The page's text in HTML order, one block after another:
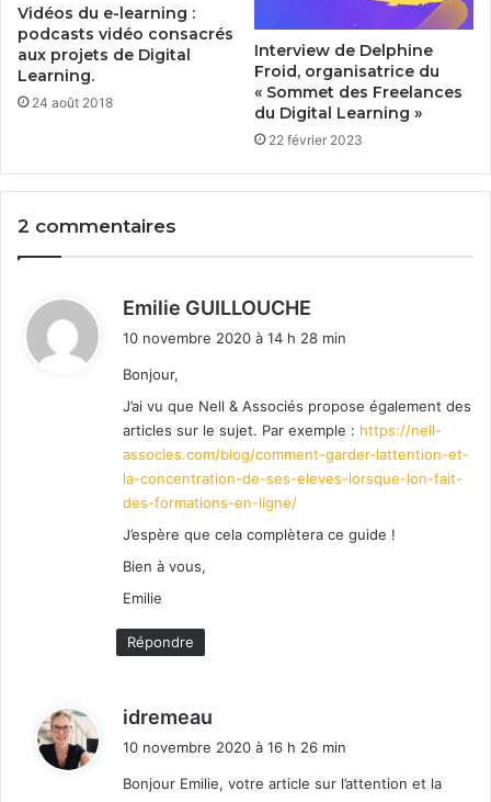
Vidéos du e-learning :
podcasts vidéo consacrés
aux projets de Digital
Learning.
24 août 2018
Interview de Delphine
Froid, organisatrice du
« Sommet des Freelances
du Digital Learning »
22 février 2023
2 commentaires
Emilie GUILLOUCHE
:
10 novembre 2020 à 14 h 28 min
Bonjour,
J’ai vu que Nell & Associés propose également des
articles sur le sujet. Par exemple : https://nell-
associes.com/blog/comment-garder-lattention-et-
la-concentration-de-ses-eleves-lorsque-lon-fait-
des-formations-en-ligne/
J’espère que cela complètera ce guide !
Bien à vous,
Emilie
Répondre
idremeau
10 novembre 2020 à 16 h 26 min
Bonjour Emilie, votre article sur l’attention et la